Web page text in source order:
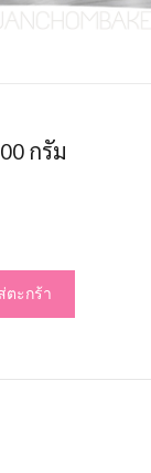
กรัม
ตะกร้า